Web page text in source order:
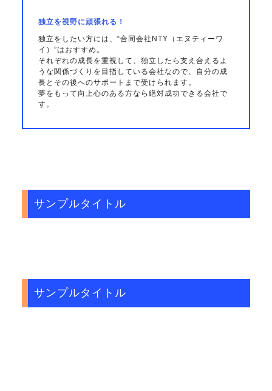
独立を視野に頑張れる！
独立をしたい方には、“合同会社NTY（エヌティーワ
イ）”はおすすめ。
それぞれの成長を重視して、独立したら支え合えるよ
うな関係づくりを目指している会社なので、自分の成
長とその後へのサポートまで受けられます。
夢をもって向上心のある方なら絶対成功できる会社で
す。
サンプルタイトル
サンプルタイトル